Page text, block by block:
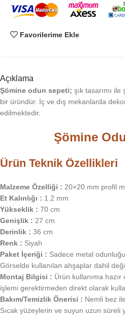
Favorilerime Ekle
Açıklama
Şömine odun sepeti; şık tasarımı
bir üründür. İç ve dış mekanlarda
edilmektedir.
Şömine
Ürün Teknik Özellikleri
Malzeme Özelliği : 20×20 mm profil
Et Kalınlığı : 1.2 mm
Yükseklik : 70 cm
Genişlik : 27 cm
Derinlik : 36 cm
Renk : Siyah
Paket İçeriği : Sadece metal
Görselde kullanılan ahşaplar dahil
Montaj Bilgisi : Ürün kullanıma
işlemi gerektirmeden direkt olarak
Bakım/Temizlik Önerisi : Nemli bez
Sıcak yüzeylerin ve suyun uzun süreli